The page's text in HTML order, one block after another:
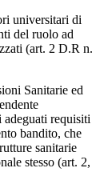
universitari di
del ruolo ad
(art. 2 D.R n.
Sanitarie ed
adeguati requisiti
bandito, che
sanitarie
stesso (art. 2,